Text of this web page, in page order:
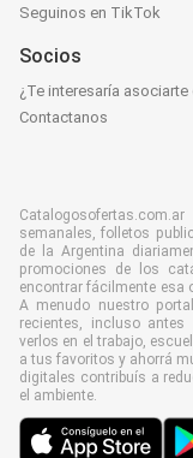
Seguinos en TikTok
Socios
¿Te interesaría
Contactanos
semanales, folletos
de la Argentina
promociones de los
encontrar fácilmente esa
A menudo nuestro
recientes, incluso antes
verlos en el trabajo,
a tus favoritos y ahorrá
digitales contribuís a
el ambiente.